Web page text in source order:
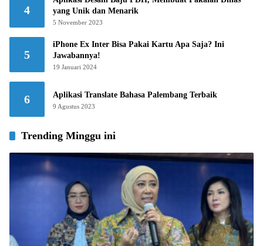
4
yang Unik dan Menarik
5 November 2023
5
iPhone Ex Inter Bisa Pakai Kartu Apa Saja? Ini
Jawabannya!
19 Januari 2024
6 Aplikasi Translate Bahasa Palembang Terbaik
9 Agustus 2023
Trending Minggu ini